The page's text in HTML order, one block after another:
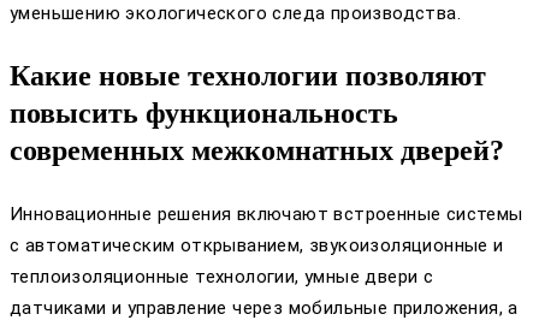
уменьшению экологического следа производства.
Какие новые технологии позволяют
повысить функциональность
современных межкомнатных дверей?
Инновационные решения включают встроенные системы
с автоматическим открыванием, звукоизоляционные и
теплоизоляционные технологии, умные двери с
датчиками и управление через мобильные приложения, а